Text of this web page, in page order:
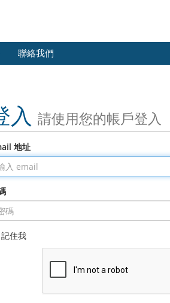
聯絡我們
入 請使用您的帳戶登入
地址
記住我